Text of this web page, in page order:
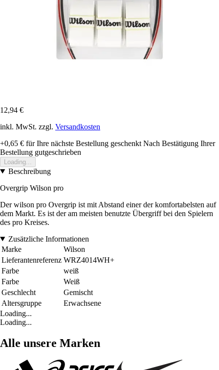
12,94 €
inkl. MwSt. zzgl. Versandkosten
+0,65 € für Ihre nächste Bestellung geschenkt Nach Bestätigung Ihrer
Bestellung gutgeschrieben
Loading...
Beschreibung
Overgrip Wilson pro
Der wilson pro Overgrip ist mit Abstand einer der komfortabelsten auf
dem Markt. Es ist der am meisten benutzte Übergriff bei den Spielern
des pro Kreises.
Zusätzliche Informationen
Marke
Wilson
Lieferantenreferenz WRZ4014WH+
Farbe
weiß
Farbe
Weiß
Geschlecht
Gemischt
Altersgruppe
Erwachsene
Loading...
Loading...
Alle unsere Marken